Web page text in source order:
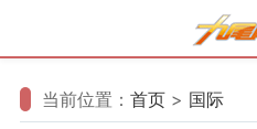
当前位置： 首页 > 国际